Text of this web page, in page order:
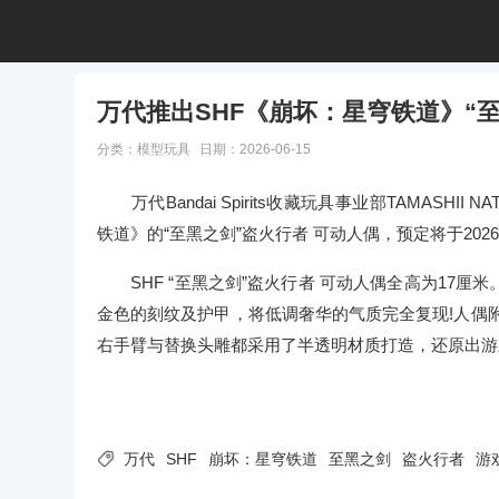
万代推出SHF《崩坏：星穹铁道》“
分类： 模型玩具 日期：2026-06-15
万代Bandai Spirits收藏玩具事业部TAMASHII
铁道》的“至黑之剑”盗火行者 可动人偶，预定将于
SHF “至黑之剑”盗火行者 可动人偶全高为17厘米
金色的刻纹及护甲，将低调奢华的气质完全复现!人偶
右手臂与替换头雕都采用了半透明材质打造，还原出
 万代 SHF 崩坏：星穹铁道 至黑之剑 盗火行者 游